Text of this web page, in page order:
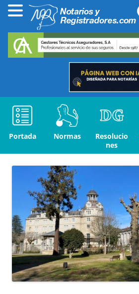
Portada Normas
Resolucio
nes